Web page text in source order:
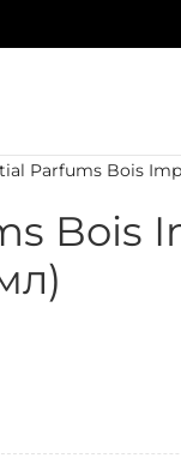
Parfums Bois
Bois